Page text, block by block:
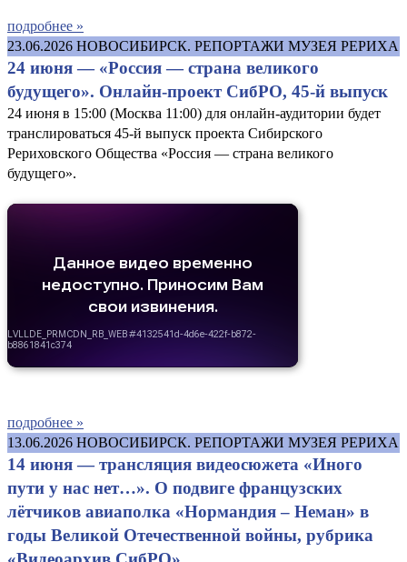
подробнее »
23.06.2026 НОВОСИБИРСК. РЕПОРТАЖИ МУЗЕЯ РЕРИХА
24 июня — «Россия — страна великого
будущего». Онлайн-проект СибРО, 45-й выпуск
24 июня в 15:00 (Москва 11:00) для онлайн-аудитории будет
транслироваться 45-й выпуск проекта Сибирского
Рериховского Общества «Россия — страна великого
будущего».
подробнее »
13.06.2026 НОВОСИБИРСК. РЕПОРТАЖИ МУЗЕЯ РЕРИХА
14 июня — трансляция видеосюжета «Иного
пути у нас нет…». О подвиге французских
лётчиков авиаполка «Нормандия – Неман» в
годы Великой Отечественной войны, рубрика